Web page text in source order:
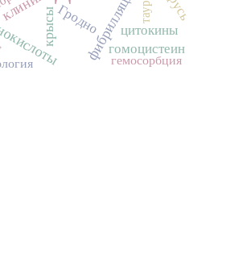
крысы цитокины
Гродно
гомоцистеин
гемосорбция